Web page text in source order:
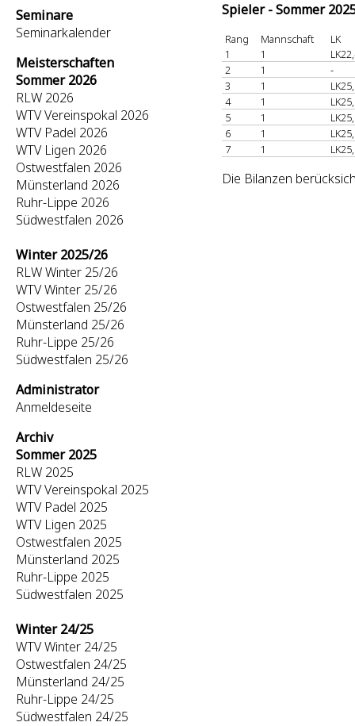
Seminare
Seminarkalender
Meisterschaften
Sommer 2026
RLW 2026
WTV Vereinspokal 2026
WTV Padel 2026
WTV Ligen 2026
Ostwestfalen 2026
Münsterland 2026
Ruhr-Lippe 2026
Südwestfalen 2026
Winter 2025/26
RLW Winter 25/26
WTV Winter 25/26
Ostwestfalen 25/26
Münsterland 25/26
Ruhr-Lippe 25/26
Südwestfalen 25/26
Administrator
Anmeldeseite
Archiv
Sommer 2025
RLW 2025
WTV Vereinspokal 2025
WTV Padel 2025
WTV Ligen 2025
Ostwestfalen 2025
Münsterland 2025
Ruhr-Lippe 2025
Südwestfalen 2025
Winter 24/25
WTV Winter 24/25
Ostwestfalen 24/25
Münsterland 24/25
Ruhr-Lippe 24/25
Südwestfalen 24/25
Spieler - Sommer
Rang Mannschaft
LK
1
1
2
1
-
3
1
4
1
5
1
6
1
7
1
Die Bilanzen